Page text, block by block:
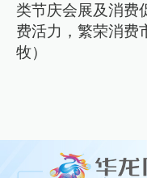
类节庆会展及消费
费活力，繁荣消费
牧）